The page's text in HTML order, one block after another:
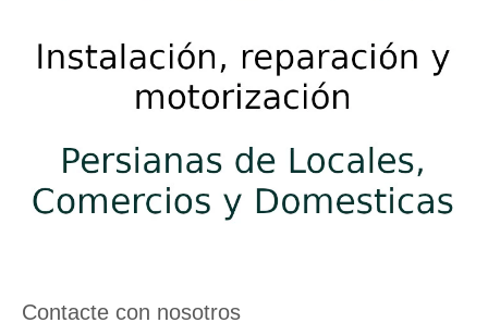
Contacte con nosotros